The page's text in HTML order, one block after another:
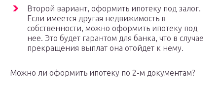
Второй вариант, оформить ипотеку под залог.
Если имеется другая недвижимость в
собственности, можно оформить ипотеку под
нее. Это будет гарантом для банка, что в случае
прекращения выплат она отойдет к нему.
Можно ли оформить ипотеку по 2-м документам?